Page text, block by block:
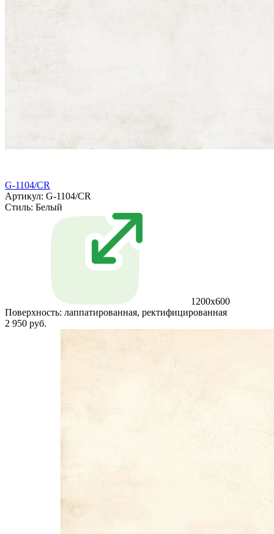
G-1104/CR
Артикул: G-1104/CR
Стиль: Белый
1200x600
Поверхность: лаппатированная, ректифицированная
2 950 руб.